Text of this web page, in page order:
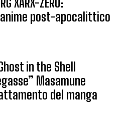
post-apocalittico
in the Shell
Masamune
del manga